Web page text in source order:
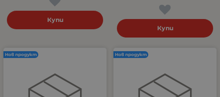
Купи
Купи
Нов продукт Нов продукт